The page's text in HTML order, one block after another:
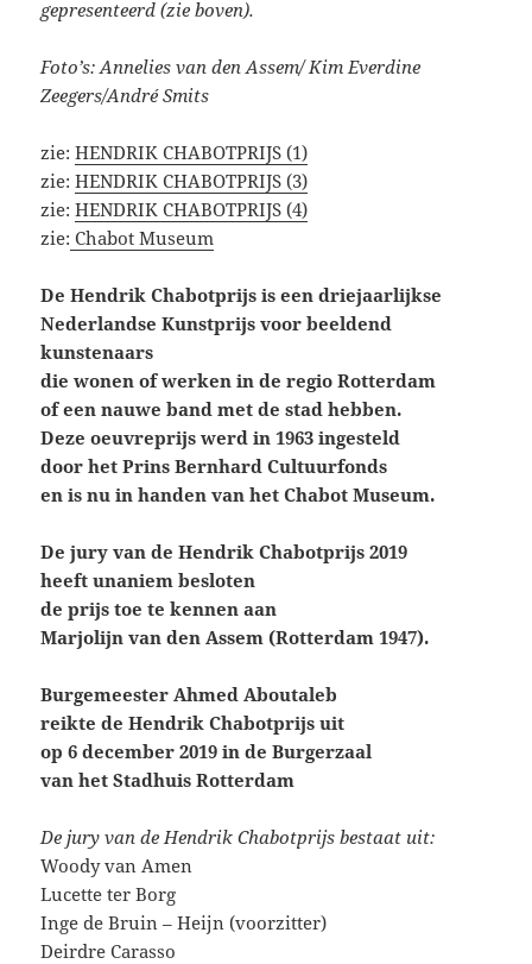
gepresenteerd (zie boven).
Foto’s: Annelies van den Assem/ Kim Everdine
Zeegers/André Smits
zie:HENDRIK CHABOTPRIJS (1)
zie:HENDRIK CHABOTPRIJS (3)
zie:HENDRIK CHABOTPRIJS (4)
zie: Chabot Museum
De Hendrik Chabotprijs is een driejaarlijkse
Nederlandse Kunstprijs voor beeldend
kunstenaars
die wonen of werken in de regio Rotterdam
of een nauwe band met de stad hebben.
Deze oeuvreprijs werd in 1963 ingesteld
door het Prins Bernhard Cultuurfonds
en is nu in handen van het Chabot Museum.
De jury van de Hendrik Chabotprijs 2019
heeft unaniem besloten
de prijs toe te kennen aan
Marjolijn van den Assem (Rotterdam 1947).
Burgemeester Ahmed Aboutaleb
reikte de Hendrik Chabotprijs uit
op 6 december 2019 in de Burgerzaal
van het Stadhuis Rotterdam
De jury van de Hendrik Chabotprijs bestaat uit:
Woody van Amen
Lucette ter Borg
Inge de Bruin – Heijn (voorzitter)
Deirdre Carasso